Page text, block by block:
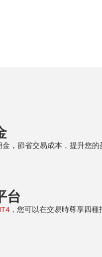
，節省交易成本，提升您的
台
，您可以在交易時尊享四種